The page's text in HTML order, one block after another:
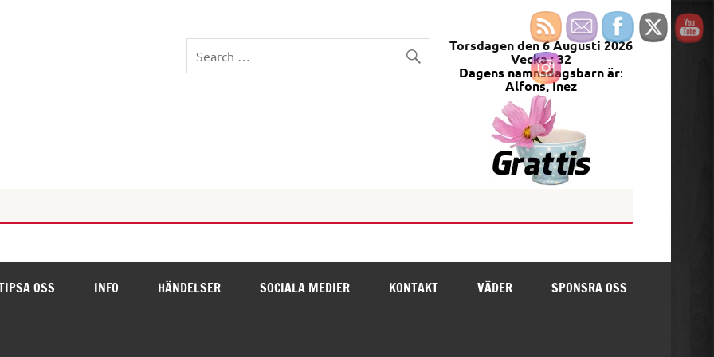
021MEDIA.SE – MEDIAPRODUCTION – MÄLARDALENS
HETASTE NYHETSKANAL
Torsdagen den 6 Augusti 2026
Vecka : 32
Dagens namnsdagsbarn är:
Alfons, Inez
OSS INFO HÄNDELSER SOCIALA MEDIER KONTAKT VÄDER SPONSRA OSS